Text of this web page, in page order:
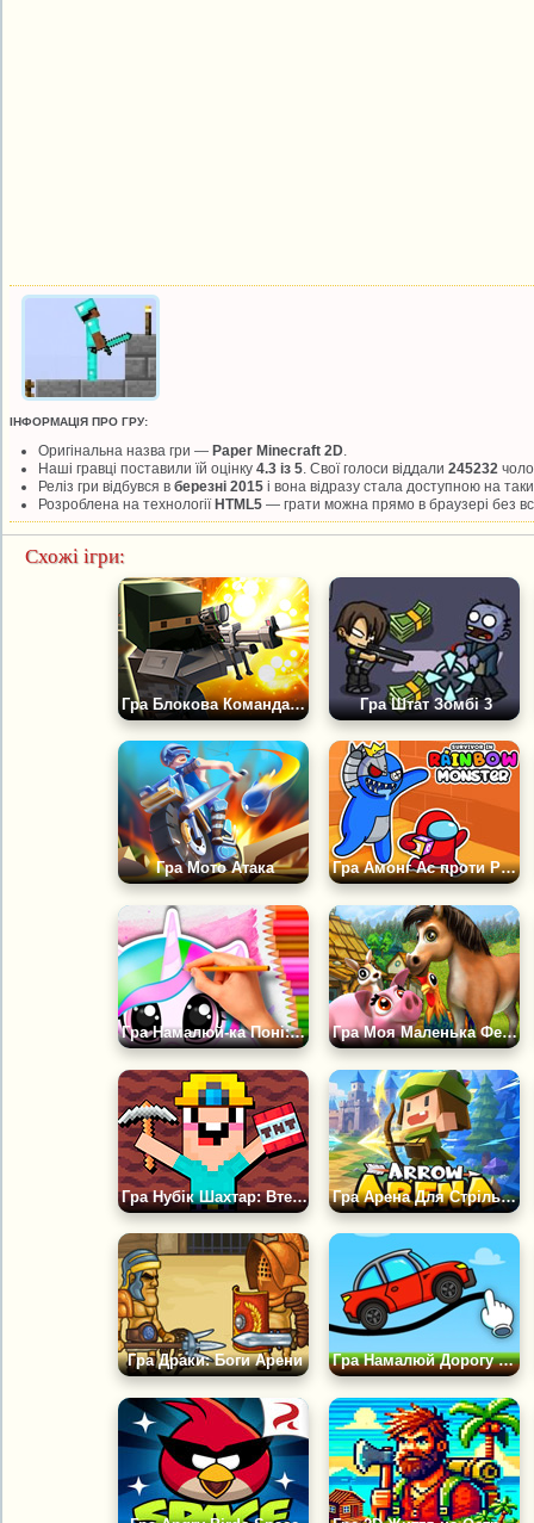
ІНФОРМАЦІЯ ПРО ГРУ:
Оригінальна назва гри —Paper Minecraft 2D
Наші гравці поставили їй оцінку4.3 із 5 . Свої голоси віддали245232
Реліз гри відбувся вберезні 2015 і вона відразу стала доступною на
Розроблена на технологіїHTML5 — грати можна прямо в браузері без
Схожі ігри:
Гра Блокова Команда: Бій На смерть Гра Штат Зомбі 3
Гра Мото Атака Гра Амонг Ас проти Райдужних Друзів
Гра Намалюй-ка Поні: АСМР Розмальовка Гра Моя Маленька Ферма
Гра Нубік Шахтар: Втеча з В'язниці 2Д Гра Арена Для Стрільців | Arrow Arena
Гра Драки: Боги Арени Гра Намалюй Дорогу Для Машини